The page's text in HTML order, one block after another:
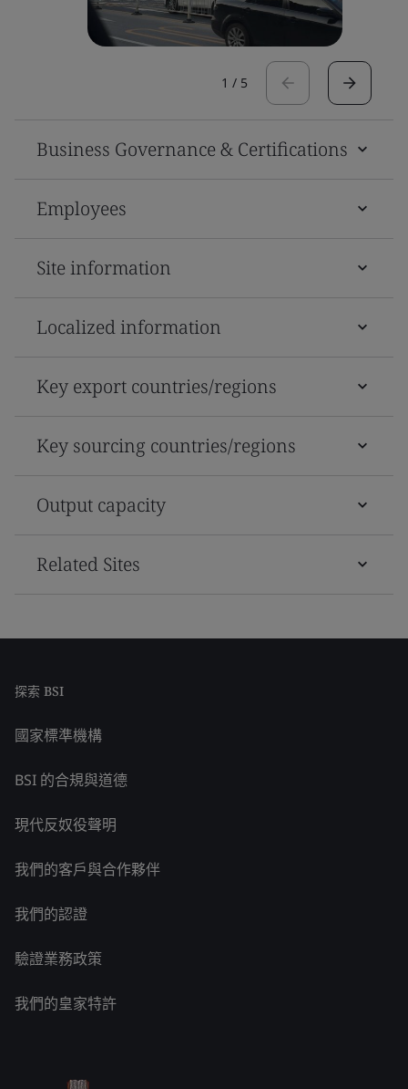
1 / 5
Business Governance & Certifications
Employees
Site information
Localized information
Key export countries/regions
Key sourcing countries/regions
Output capacity
Related Sites
探索 BSI
國家標準機構
BSI 的合規與道德
現代反奴役聲明
我們的客戶與合作夥伴
我們的認證
驗證業務政策
我們的皇家特許